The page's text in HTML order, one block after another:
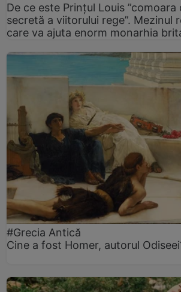
De ce este Prințul Louis ”comoara
secretă a viitorului rege”. Mezinul
care va ajuta enorm monarhia
#Grecia Antică
Cine a fost Homer, autorul